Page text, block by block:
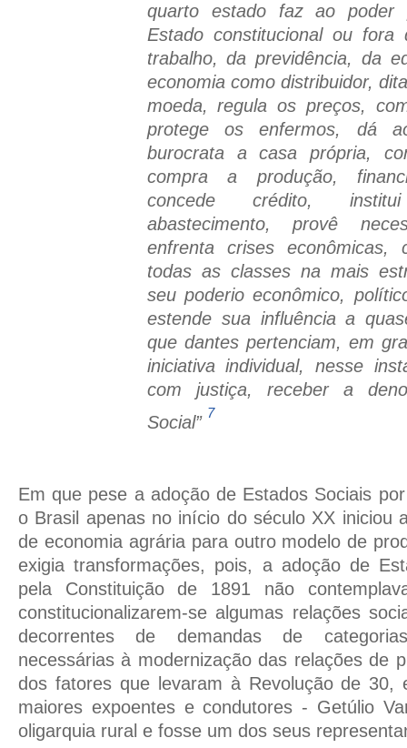
quarto estado faz ao poder
Estado constitucional ou
trabalho, da previdência, da
economia como distribuidor,
moeda, regula os preços,
protege os enfermos, dá
burocrata a casa própria,
compra a produção,
concede crédito,
abastecimento, provê
enfrenta crises econômicas,
todas as classes na mais
seu poderio econômico,
estende sua influência a
que dantes pertenciam, em
iniciativa individual, nesse
com justiça, receber a
Social” 7
Em que pese a adoção de Estados Sociais
o Brasil apenas no início do século XX iniciou
de economia agrária para outro modelo de
exigia transformações, pois, a adoção de
pela Constituição de 1891 não
constitucionalizarem-se algumas relações
decorrentes de demandas de
necessárias à modernização das relações de
dos fatores que levaram à Revolução de 30,
maiores expoentes e condutores - Getúlio
oligarquia rural e fosse um dos seus